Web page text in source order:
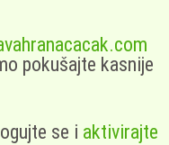
pokušajte kasnije
se i aktivirajte